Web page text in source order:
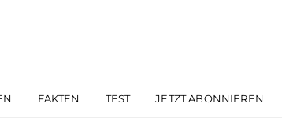
FAKTEN TEST JETZT ABONNIEREN